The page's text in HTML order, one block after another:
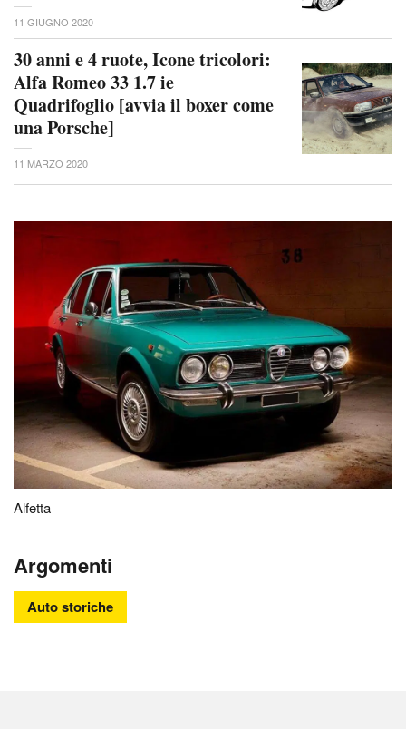
11 GIUGNO 2020
30 anni e 4 ruote, Icone tricolori:
Alfa Romeo 33 1.7 ie
Quadrifoglio [avvia il boxer come
una Porsche]
11 MARZO 2020
Alfetta
Argomenti
Auto storiche